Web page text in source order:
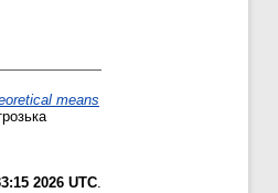
means
2026 UTC.